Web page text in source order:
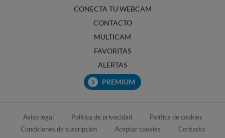
CONECTA TU WEBCAM
CONTACTO
MULTICAM
FAVORITAS
ALERTAS
PREMIUM
Aviso legal Política de privacidad
Política de cookies
Condiciones de suscripción
Aceptar cookies Contacto